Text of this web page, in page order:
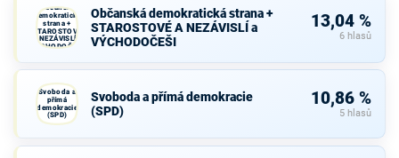
Občanská
demokratická
strana +
STAROSTOVÉ
A NEZÁVISLÍ a
VÝCHODOČEŠI
Občanská demokratická strana +
STAROSTOVÉ A NEZÁVISLÍ a
VÝCHODOČEŠI
13,04 %
6 hlasů
Svoboda a
přímá
demokracie
(SPD)
Svoboda a přímá demokracie
(SPD)
10,86 %
5 hlasů